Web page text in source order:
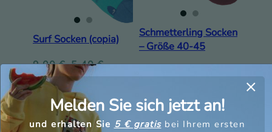
Surf Socken (copia)
9,00€ 5,40€
Schmetterling Socken
– Größe 40-45
Melden Sie sich jetzt an!
und erhalten Sie 5 € gratisbei Ihrem ersten